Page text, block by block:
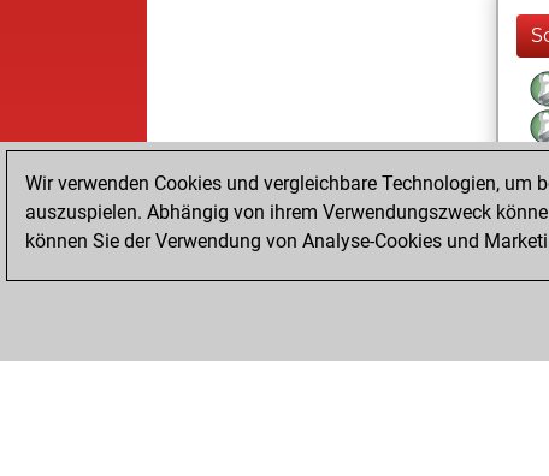
Wir verwenden Cookies und vergleichbare Technologien,
auszuspielen. Abhängig von ihrem Verwendungszweck
können Sie der Verwendung von Analyse-Cookies und